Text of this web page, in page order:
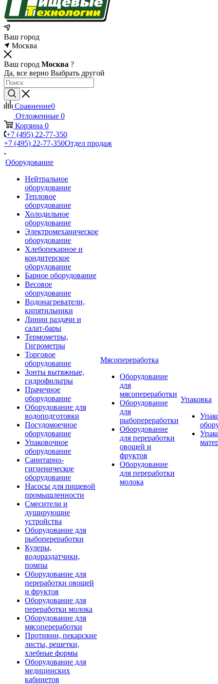
Ваш город
Москва
Ваш город Москва ?
Да, все верно Выбрать другой
Сравнение0
Отложенные 0
Корзина 0
+7 (495) 22-77-350
+7 (495) 22-77-350Отдел продаж
Оборудование
Нейтральное
оборудование
Тепловое
оборудование
Холодильное
оборудование
Электромеханическое
оборудование
Хлебопекарное и
кондитерское
оборудование
Барное оборудование
Весовое
оборудование
Водонагреватели,
кипятильники
Линии раздачи и
салат-бары
Термометры,
Гигрометры
Торговое
оборудование
Зонты вытяжные,
гидрофильтры
Прачечное
оборудование
Оборудование для
водоподготовки
Посудомоечное
оборудование
Упаковочное
оборудование
Санитарно-
гигиеническое
оборудование
Насосы для пищевой
промышленности
Смесители и
душирующие
устройства
Оборудование для
рыбопереработки
Кулеры,
водораздатчики,
помпы
Оборудование для
переработки овощей
и фруктов
Оборудование для
переработки молока
Оборудование для
мясопереработки
Противни, пекарские
листы, решетки,
хлебные формы
Оборудование для
медицинских
кабинетов
Мясопереработка
Оборудование
для
мясопереработки
Оборудование
для
рыбопереработки
Оборудование
для переработки
овощей и
фруктов
Оборудование
для переработки
молока
Упаковка